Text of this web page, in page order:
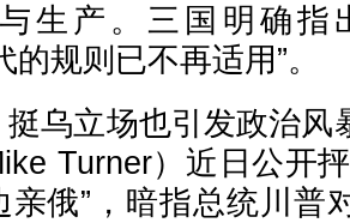
生产。三国明确指
的规则已不再适用”。
乌立场也引发政治风
Turner）近日公开
亲俄”，暗指总统川普